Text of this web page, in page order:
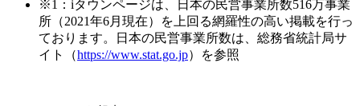
※1：iタウンページは、日本の民営事業所数516万事業
所（2021年6月現在）を上回る網羅性の高い掲載を行っ
ております。日本の民営事業所数は、総務省統計局サ
イト（https://www.stat.go.jp）を参照